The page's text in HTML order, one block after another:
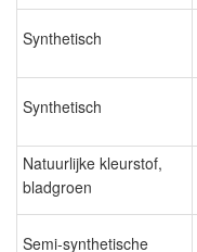
Synthetisch
Synthetisch
Natuurlijke kleurstof,
bladgroen
Semi-synthetische